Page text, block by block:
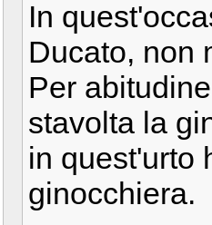
In
Ducato, non
Per
stavolta la
in quest'urto
ginocchiera.